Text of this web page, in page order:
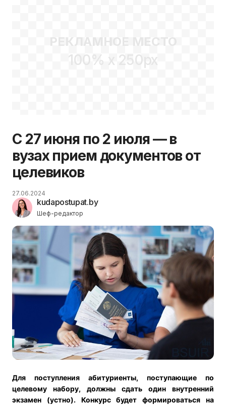
РЕКЛАМНОЕ МЕСТО
100% x 250px
С 27 июня по 2 июля — в
вузах прием документов от
целевиков
kudapostupat.by
Шеф-редактор
27.06.2024
Для поступления абитуриенты, поступающие по
целевому набору, должны сдать один внутренний
экзамен (устно). Конкурс будет формироваться на